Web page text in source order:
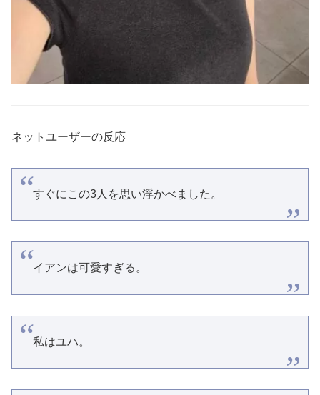
ネットユーザーの反応
すぐにこの3人を思い浮かべました。
イアンは可愛すぎる。
私はユハ。